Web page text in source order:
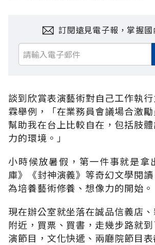
訂閱遠見電子報，掌握
談到欣賞表演藝術對自己工作執
霖舉例，「在業務員會議場合激
幫助我在台上比較自在，包括肢
力的環境。」
小時候放暑假，第一件事就是拿
庫》《封神演義》等奇幻文學閱
為培養藝術修養、想像力的開始。
現在辦公室就坐落在誠品信義店
附近，買票、買書，走幾步路就
演節目，文化快遞、兩廳院節目表